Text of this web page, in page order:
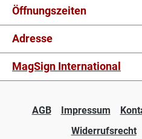
Öffnungszeiten
Adresse
MagSign International
AGB Impressum
Widerrufsrecht